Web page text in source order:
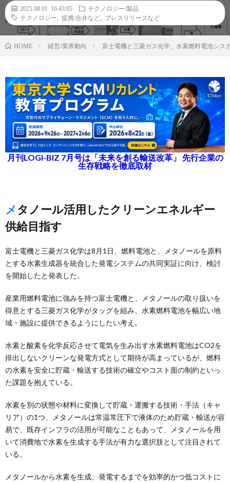
2025.08.01 16:43:05
テクノロジー/製品
テクノロジー
提携/合弁など プレスリリースなど
HOME 経営/業界動向 富士電機と三菱ガス化学、水素燃料電池シス
月刊LOGI-BIZ 7月号は「未来を創る輸送改革」 先行企業の
生存戦略を徹底取材
メタノール活用したクリーンエネルギー
供給目指す
富士電機と三菱ガス化学は8月1日、燃料電池と、メタノールを原料
とする水素生成器を統合した発電システムの共同実証に向け、検討
を開始したと発表した。
産業用燃料電池に強みを持つ富士電機と、メタノールの取り扱いを
得意とする三菱ガス化学がタッグを組み、水素燃料電池を幅広い地
域・施設に提供できるようにしたい考え。
水素と酸素を化学反応させて電気を生み出す水素燃料電池はCO2を
排出しないクリーンな発電方式として期待が高まっているが、燃料
の水素を安全に貯蔵・輸送する技術の確立やコスト面の制約といっ
た課題を抱えている。
水素を別の状態や材料に変換して貯蔵・運搬する技術・手法（キャ
リア）の1つ、メタノールは常温常圧下で液体のため貯蔵・輸送が容
易で、既存インフラの活用が可能なこともあって、メタノールを用
いて消費地で水素を生成する手法が有力な選択肢として注目されて
いる。
メタノールから水素を生成、発電するまでを効率的かつ低コストに